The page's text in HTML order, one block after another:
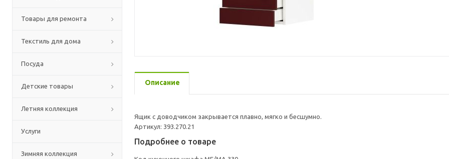
Товары для ремонта
Текстиль для дома
Посуда
Детские товары
Летняя коллекция
Услуги
Зимняя коллекция
Описание
Ящик с доводчиком закрывается плавно, мягко и бесшумно.
Артикул: 393.270.21
Подробнее о товаре